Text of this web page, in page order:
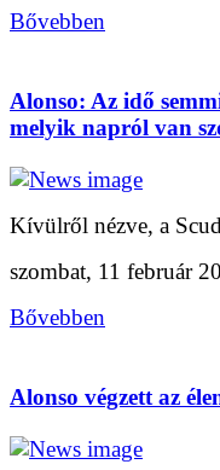
Bővebben
Alonso: Az idő
melyik napról van
Kívülről nézve, a
szombat, 11 február
Bővebben
Alonso végzett az